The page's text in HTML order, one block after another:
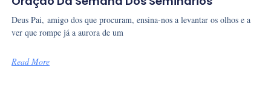
Deus Pai, amigo dos que procuram, ensina-nos a levantar os olhos e a
ver que rompe já a aurora de um
Read More